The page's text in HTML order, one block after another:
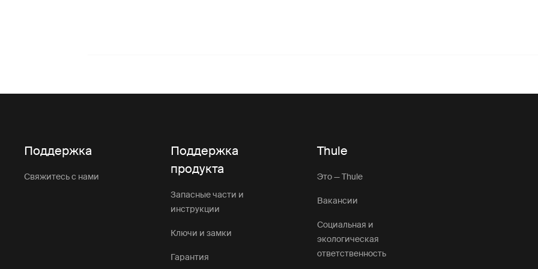
Поддержка
Свяжитесь с нами
Поддержка
продукта
Запасные части и
инструкции
Ключи и замки
Гарантия
Thule
Это — Thule
Вакансии
Социальная и
экологическая
ответственность